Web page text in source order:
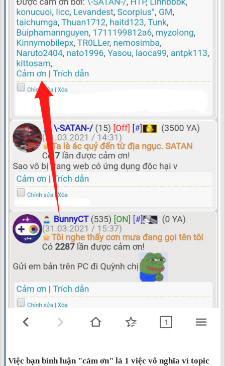
Việc bạn bình luận "cảm ơn" là 1 việc vô nghĩa vì topic